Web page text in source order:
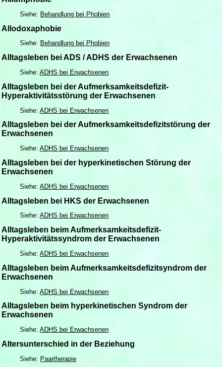
Siehe: Behandlung bei Phobien
Allodoxaphobie
Siehe: Behandlung bei Phobien
Alltagsleben bei ADS / ADHS der Erwachsenen
Siehe:ADHS bei Erwachsenen
Alltagsleben bei der Aufmerksamkeitsdefizit-
Hyperaktivitätsstörung der Erwachsenen
Siehe:ADHS bei Erwachsenen
Alltagsleben bei der Aufmerksamkeitsdefizitstörung der
Erwachsenen
Siehe:ADHS bei Erwachsenen
Alltagsleben bei der hyperkinetischen Störung der
Erwachsenen
Siehe:ADHS bei Erwachsenen
Alltagsleben bei HKS der Erwachsenen
Siehe:ADHS bei Erwachsenen
Alltagsleben beim Aufmerksamkeitsdefizit-
Hyperaktivitätssyndrom der Erwachsenen
Siehe:ADHS bei Erwachsenen
Alltagsleben beim Aufmerksamkeitsdefizitsyndrom der
Erwachsenen
Siehe:ADHS bei Erwachsenen
Alltagsleben beim hyperkinetischen Syndrom der
Erwachsenen
Siehe:ADHS bei Erwachsenen
Altersunterschied in der Beziehung
Siehe: Paartherapie